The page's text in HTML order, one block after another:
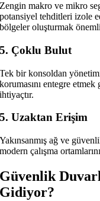
Zengin makro ve mikro
potansiyel tehditleri izole
bölgeler oluşturmak
5. Çoklu Bulut
Tek bir konsoldan
korumasını entegre
ihtiyaçtır.
5. Uzaktan Erişim
Yakınsanmış ağ ve
modern çalışma
Güvenlik
Gidiyor?